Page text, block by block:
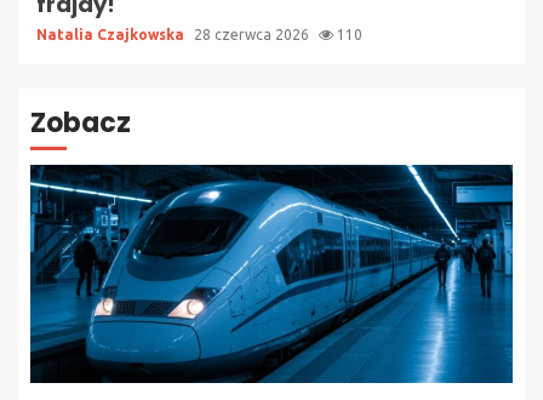
Natalia Czajkowska 28 czerwca 2026 110
Zobacz